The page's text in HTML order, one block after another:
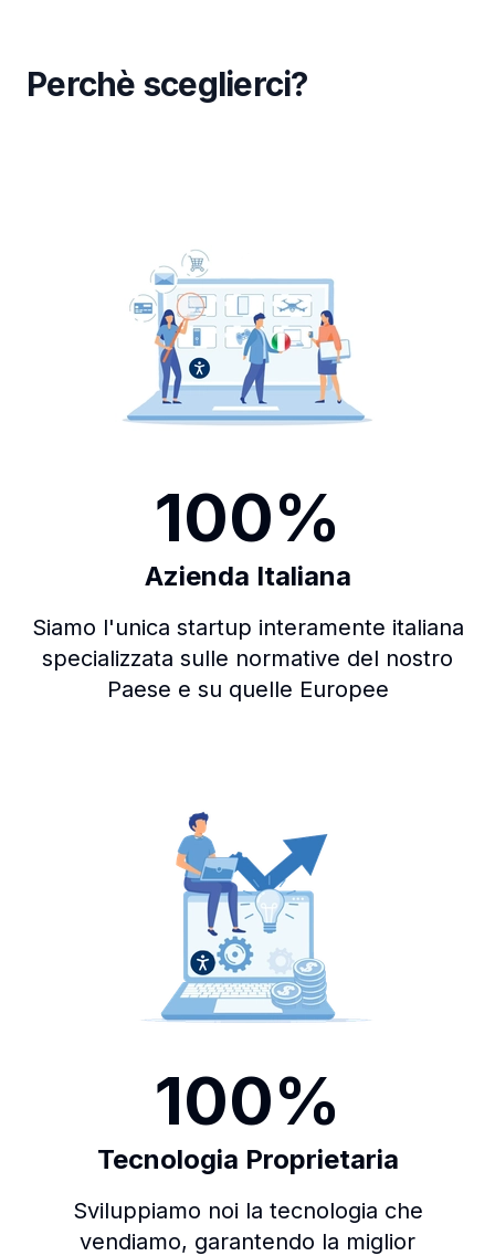
Perchè sceglierci?
100%
Azienda Italiana
Siamo l'unica startup interamente italiana
specializzata sulle normative del nostro
Paese e su quelle Europee
100%
Tecnologia Proprietaria
Sviluppiamo noi la tecnologia che
vendiamo, garantendo la miglior